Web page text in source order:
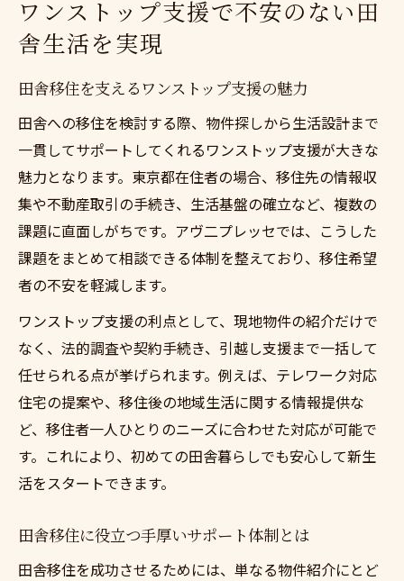
ワンストップ支援で不安のない田
舎生活を実現
田舎移住を支えるワンストップ支援の魅力
田舎への移住を検討する際、物件探しから生活設計まで
一貫してサポートしてくれるワンストップ支援が大きな
魅力となります。東京都在住者の場合、移住先の情報収
集や不動産取引の手続き、生活基盤の確立など、複数の
課題に直面しがちです。アヴ二プレッセでは、こうした
課題をまとめて相談できる体制を整えており、移住希望
者の不安を軽減します。
ワンストップ支援の利点として、現地物件の紹介だけで
なく、法的調査や契約手続き、引越し支援まで一括して
任せられる点が挙げられます。例えば、テレワーク対応
住宅の提案や、移住後の地域生活に関する情報提供な
ど、移住者一人ひとりのニーズに合わせた対応が可能で
す。これにより、初めての田舎暮らしでも安心して新生
活をスタートできます。
田舎移住に役立つ手厚いサポート体制とは
田舎移住を成功させるためには、単なる物件紹介にとど